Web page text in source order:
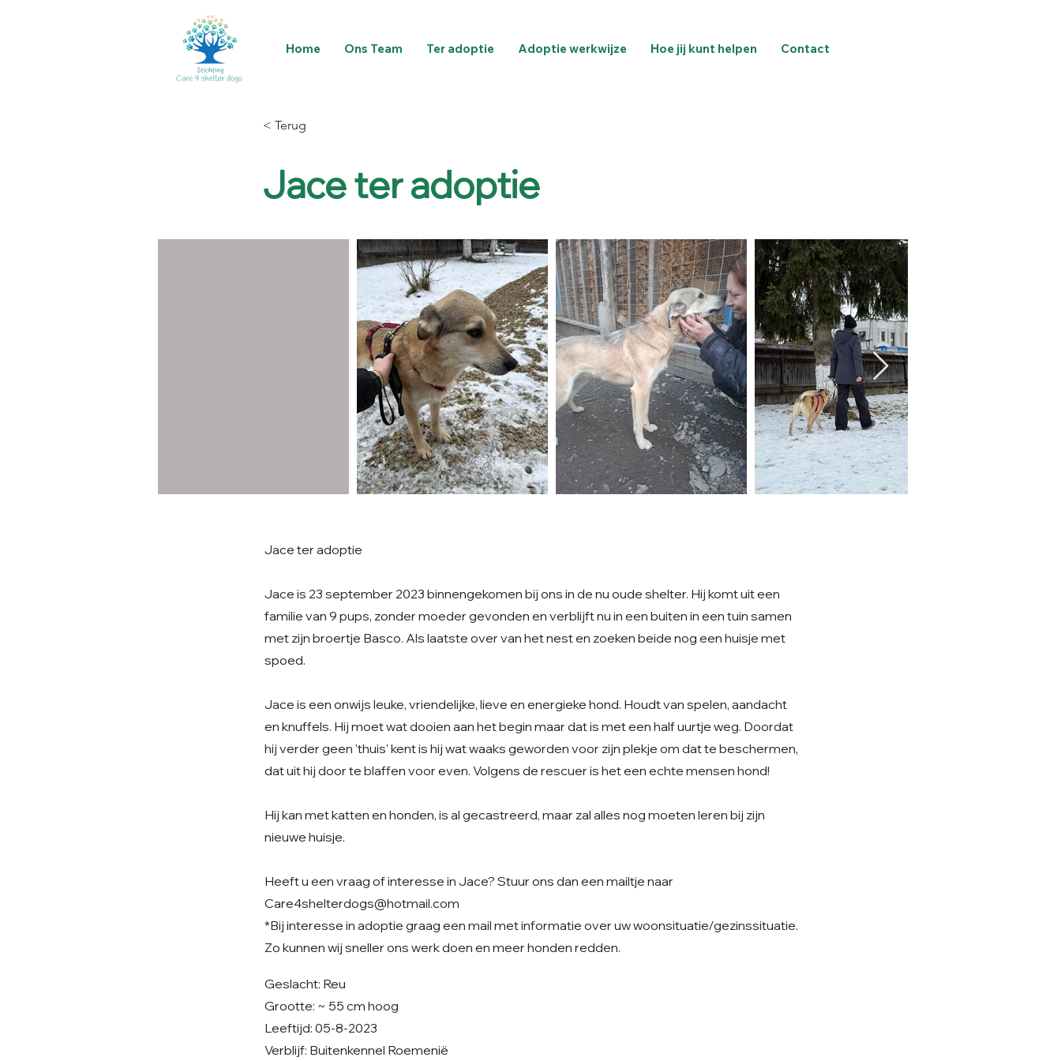
Home Ons Team Ter adoptie Adoptie werkwijze Hoe jij kunt helpen Contact
< Terug
Jace ter adoptie
Jace ter adoptie
Jace is 23 september 2023 binnengekomen bij ons in de nu oude shelter. Hij komt uit een
familie van 9 pups, zonder moeder gevonden en verblijft nu in een buiten in een tuin samen
met zijn broertje Basco. Als laatste over van het nest en zoeken beide nog een huisje met
spoed.
Jace is een onwijs leuke, vriendelijke, lieve en energieke hond. Houdt van spelen, aandacht
en knuffels. Hij moet wat dooien aan het begin maar dat is met een half uurtje weg. Doordat
hij verder geen 'thuis' kent is hij wat waaks geworden voor zijn plekje om dat te beschermen,
dat uit hij door te blaffen voor even. Volgens de rescuer is het een echte mensen hond!
Hij kan met katten en honden, is al gecastreerd, maar zal alles nog moeten leren bij zijn
nieuwe huisje.
Heeft u een vraag of interesse in Jace? Stuur ons dan een mailtje naar
Care4shelterdogs@hotmail.com
*Bij interesse in adoptie graag een mail met informatie over uw woonsituatie/gezinssituatie.
Zo kunnen wij sneller ons werk doen en meer honden redden.
Geslacht: Reu
Grootte: ~ 55 cm hoog
Leeftijd: 05-8-2023
Verblijf: Buitenkennel Roemenië